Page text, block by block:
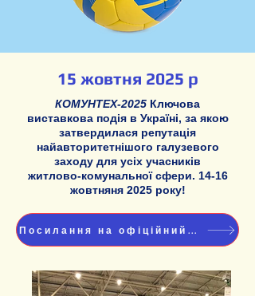
15 жовтня 2025 р
КОМУНТЕХ-2025 Ключова
виставкова подія в Україні, за якою
затвердилася репутація
найавторитетнішого галузевого
заходу для усіх учасників
житлово‑комунальної сфери. 14-16
жовтняня 2025 року!
Посилання на офіційний ресурс «КОМУНТЕХ-2025»